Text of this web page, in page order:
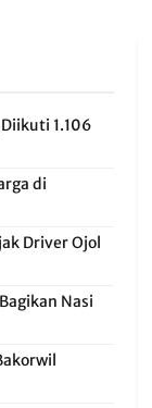
1.106
di
Driver Ojol
Nasi